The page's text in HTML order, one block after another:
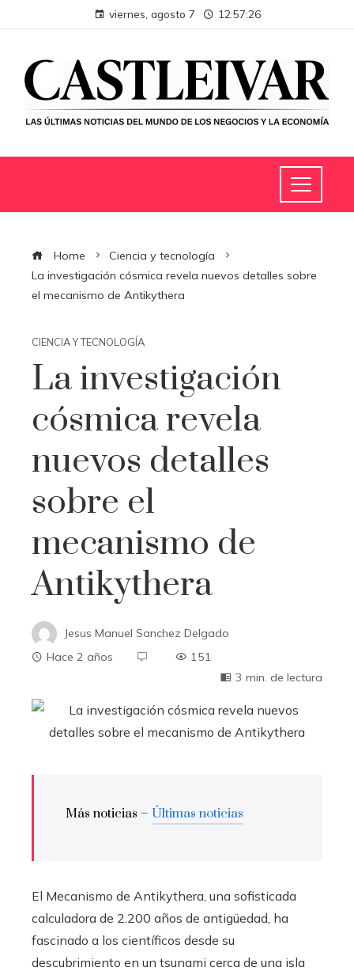
viernes, agosto 7 12:57:27
Home
Ciencia y tecnología
La investigación cósmica revela nuevos detalles sobre
el mecanismo de Antikythera
CIENCIA Y TECNOLOGÍA
La investigación
cósmica revela
nuevos detalles
sobre el
mecanismo de
Antikythera
Jesus Manuel Sanchez Delgado
Hace 2 años
151
3 min. de lectura
Más noticias – Últimas noticias
El Mecanismo de Antikythera, una sofisticada
calculadora de 2.200 años de antigüedad, ha
fascinado a los científicos desde su
descubrimiento en un tsunami cerca de una isla